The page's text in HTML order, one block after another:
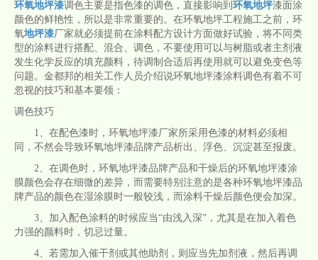
环氧地坪漆调色主要是指色漆的调色，直接影响到 环氧地坪漆面涂
颜色的鲜艳性，所以是非常重要的。在环氧地坪工程施工之前，环
氧地坪漆厂家就必须提前在涂料配方设计方面做好试验，将不同类
型的涂料进行搭配、混合、调色，不要使用可以与树脂或者主剂液
发生化学反应的填充颜料，待调制合适后再使用就可以避免变色等
问题。金都邦的相关工作人员介绍说环氧地坪漆涂料调色有着不可
忽视的技巧和基本要领：
调色技巧
1、在配色漆时，环氧地坪漆厂家所采用色漆的材料必须相
同，不然会导致环氧地坪漆品牌产品析出、浮色、沉淀甚至报废。
2、在调色时，环氧地坪漆品牌产品和干燥后的环氧地坪漆涂
膜颜色会存在细微的差异，而需要特别注意的是各种环氧地坪漆品
牌产品的颜色在湿涂膜时一般较浅，而涂料干燥后颜色便会加深。
3、加入配色涂料的时候应当“由浅入深”，尤其是在加入着色
力强的颜料时，切忌过量。
4、若需加入催干剂或其他助剂，则应当先加剂液，然后再调